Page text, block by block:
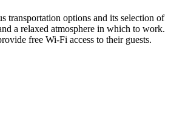
transportation options and its selection of
a relaxed atmosphere in which to work.
free Wi-Fi access to their guests.